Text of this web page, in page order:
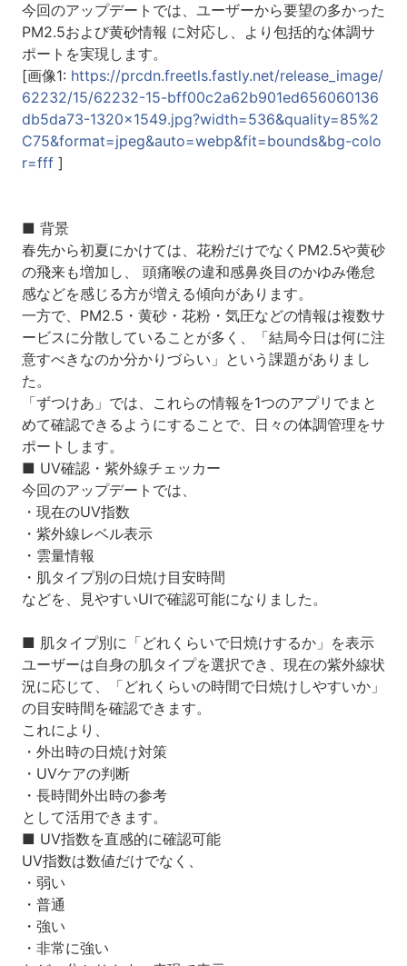
今回のアップデートでは、ユーザーから要望の多かった
PM2.5および黄砂情報 に対応し、より包括的な体調サ
ポートを実現します。
[画像1: https://prcdn.freetls.fastly.net/release_image/
62232/15/62232-15-bff00c2a62b901ed656060136
db5da73-1320x1549.jpg?width=536&quality=85%2
C75&format=jpeg&auto=webp&fit=bounds&bg-colo
r=fff]
■ 背景
春先から初夏にかけては、花粉だけでなくPM2.5や黄砂
の飛来も増加し、 頭痛喉の違和感鼻炎目のかゆみ倦怠
感などを感じる方が増える傾向があります。
一方で、PM2.5・黄砂・花粉・気圧などの情報は複数サ
ービスに分散していることが多く、「結局今日は何に注
意すべきなのか分かりづらい」という課題がありまし
た。
「ずつけあ」では、これらの情報を1つのアプリでまと
めて確認できるようにすることで、日々の体調管理をサ
ポートします。
■ UV確認・紫外線チェッカー
今回のアップデートでは、
・現在のUV指数
・紫外線レベル表示
・雲量情報
・肌タイプ別の日焼け目安時間
などを、見やすいUIで確認可能になりました。
■ 肌タイプ別に「どれくらいで日焼けするか」を表示
ユーザーは自身の肌タイプを選択でき、現在の紫外線状
況に応じて、「どれくらいの時間で日焼けしやすいか」
の目安時間を確認できます。
これにより、
・外出時の日焼け対策
・UVケアの判断
・長時間外出時の参考
として活用できます。
■ UV指数を直感的に確認可能
UV指数は数値だけでなく、
・弱い
・普通
・強い
・非常に強い